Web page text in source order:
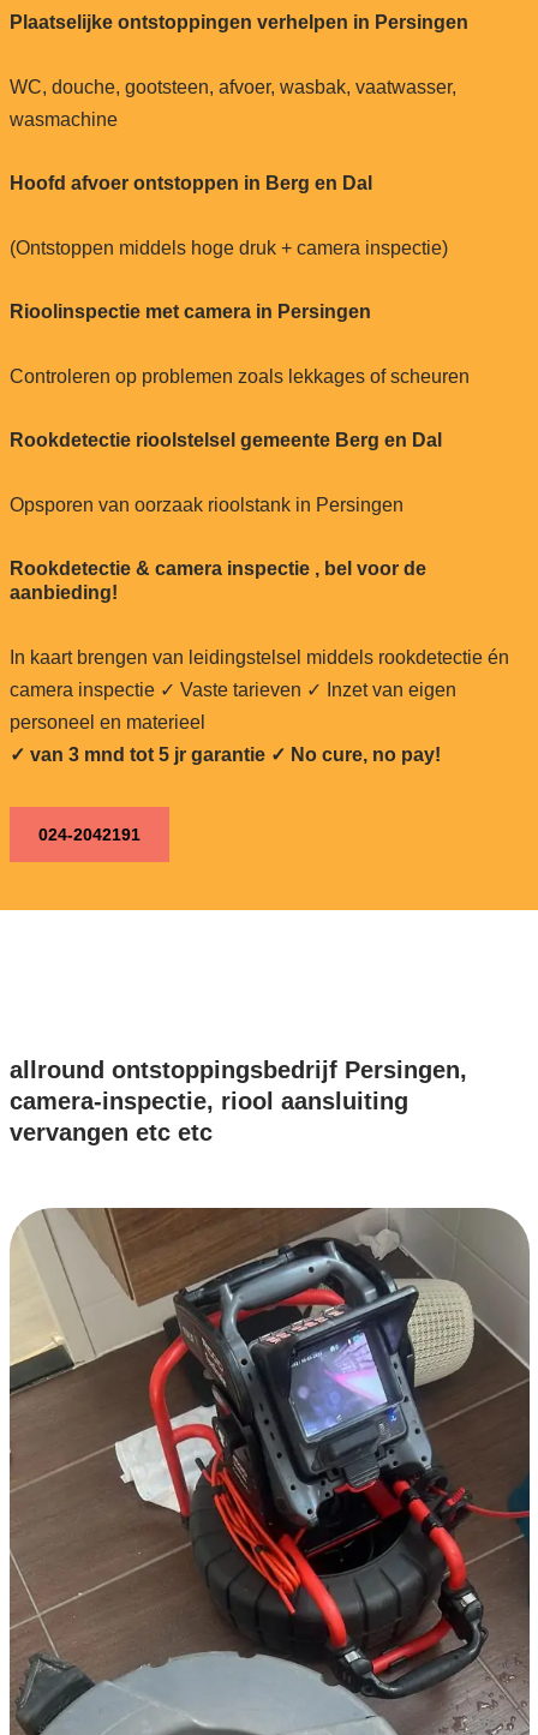
Plaatselijke ontstoppingen verhelpen in Persingen
WC, douche, gootsteen, afvoer, wasbak, vaatwasser,
wasmachine
Hoofd afvoer ontstoppen in Berg en Dal
(Ontstoppen middels hoge druk + camera inspectie)
Rioolinspectie met camera in Persingen
Controleren op problemen zoals lekkages of scheuren
Rookdetectie rioolstelsel gemeente Berg en Dal
Opsporen van oorzaak rioolstank in Persingen
Rookdetectie & camera inspectie , bel voor de
aanbieding!
In kaart brengen van leidingstelsel middels rookdetectie én
camera inspectie ✓ Vaste tarieven ✓ Inzet van eigen
personeel en materieel
✓ van 3 mnd tot 5 jr garantie ✓ No cure, no pay!
024-2042191
allround ontstoppingsbedrijf Persingen,
camera-inspectie, riool aansluiting
vervangen etc etc